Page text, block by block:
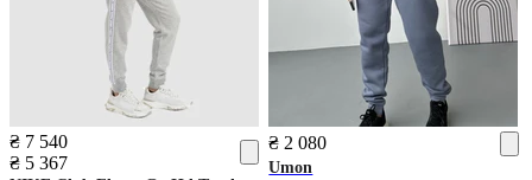
₴ 7 540
₴ 5 367
₴ 2 080
Umon